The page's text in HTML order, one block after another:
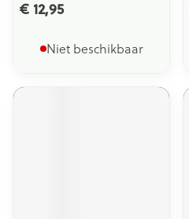
€ 12,95
Niet beschikbaar